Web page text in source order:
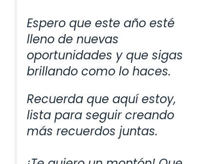
Espero que este año esté
lleno de nuevas
oportunidades y que sigas
brillando como lo haces.
Recuerda que aquí estoy,
lista para seguir creando
más recuerdos juntas.